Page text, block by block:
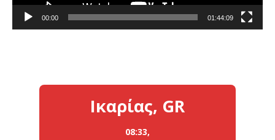
00:00 01:44:09
Ικαρίας, GR
08:33,